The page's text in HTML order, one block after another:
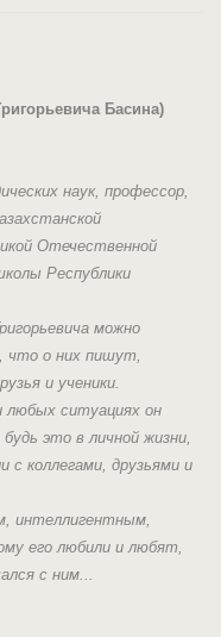
Басина)
наук, профессор,
Отечественной
Республики
можно
что о них пишут,
и ученики.
любых ситуациях он
это в личной жизни,
с коллегами, друзьями и
интеллигентным,
его любили и любят,
с ним...